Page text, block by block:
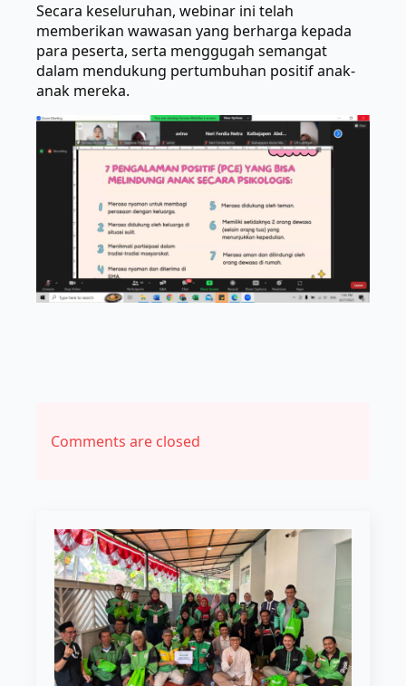
Secara keseluruhan, webinar ini telah
memberikan wawasan yang berharga kepada
para peserta, serta menggugah semangat
dalam mendukung pertumbuhan positif anak-
anak mereka.
Comments are closed